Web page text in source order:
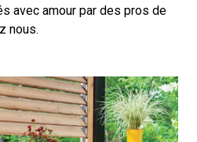
avec amour par des pros de
nous.